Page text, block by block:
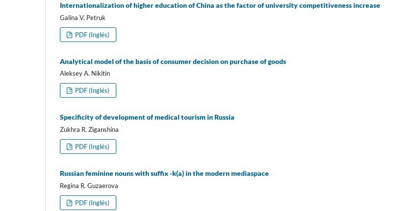
Internationalization of higher education of China as the factor of university competitiveness increase
Galina V. Petruk
PDF (Inglés)
Analytical model of the basis of consumer decision on purchase of goods
Aleksey A. Nikitin
PDF (Inglés)
Specificity of development of medical tourism in Russia
Zukhra R. Ziganshina
PDF (Inglés)
Russian feminine nouns with suffix -k(a) in the modern mediaspace
Regina R. Guzaerova
PDF (Inglés)